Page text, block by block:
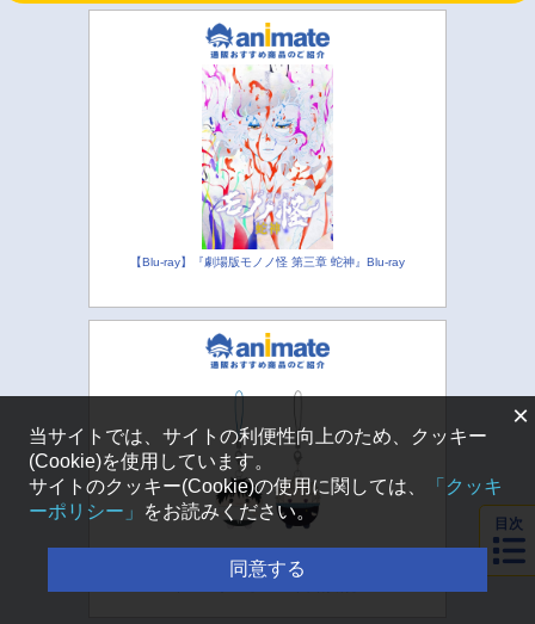
【Blu-ray】『劇場版モノノ怪 第三章 蛇神』Blu-ray
【グッズ-キーホルダー】呪術廻戦 ふわコロりんセット
目次
×
当サイトでは、サイトの利便性向上のため、クッキー
(Cookie)を使用しています。
サイトのクッキー(Cookie)の使用に関しては、
「クッキ
ーポリシー」
をお読みください。
同意する